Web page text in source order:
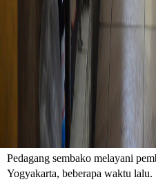
Pedagang sembako melayani
Yogyakarta, beberapa waktu